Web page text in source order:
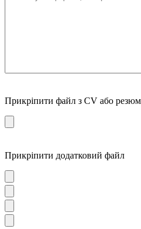
Прикріпити файл з CV або
Прикріпити додатковий файл